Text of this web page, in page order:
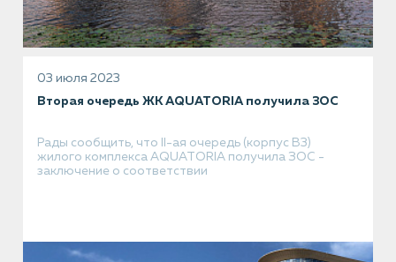
03 июля 2023
Вторая очередь ЖК AQUATORIA получила ЗОС
Рады сообщить, что II-ая очередь (корпус В3)
жилого комплекса AQUATORIA получила ЗОС -
заключение о соответствии